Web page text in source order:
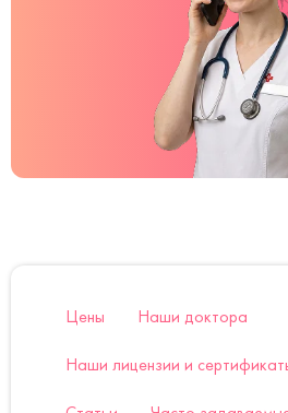
Цены Наши доктора
Наши лицензии и